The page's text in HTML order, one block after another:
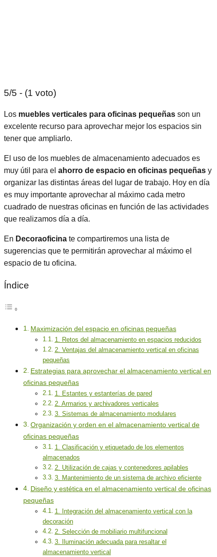
5/5 - (1 voto)
Los muebles verticales para oficinas pequeñas son un
excelente recurso para aprovechar mejor los espacios sin
tener que ampliarlo.
El uso de los muebles de almacenamiento adecuados es
muy útil para el ahorro de espacio en oficinas pequeñas y
organizar las distintas áreas del lugar de trabajo. Hoy en día
es muy importante aprovechar al máximo cada metro
cuadrado de nuestras oficinas en función de las actividades
que realizamos día a día.
En Decoraoficina te compartiremos una lista de
sugerencias que te permitirán aprovechar al máximo el
espacio de tu oficina.
Índice
Maximización del espacio en oficinas pequeñas
1. Retos del almacenamiento en espacios reducidos
2. Ventajas del almacenamiento vertical en oficinas
pequeñas
Estrategias para aprovechar el almacenamiento vertical en
oficinas pequeñas
1. Estantes y estanterías de pared
2. Armarios y archivadores verticales
3. Sistemas de almacenamiento modulares
Organización y orden en el almacenamiento vertical de
oficinas pequeñas
1. Clasificación y etiquetado de los elementos
almacenados
2. Utilización de cajas y contenedores apilables
3. Mantenimiento de un sistema de archivo eficiente
Diseño y estética en el almacenamiento vertical de oficinas
pequeñas
1. Integración del almacenamiento vertical con la
decoración
2. Selección de mobiliario multifuncional
3. Iluminación adecuada para resaltar el
almacenamiento vertical